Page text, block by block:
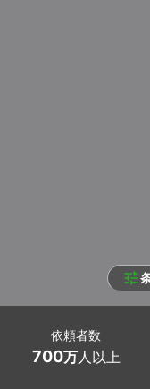
依頼者数
700万人以上